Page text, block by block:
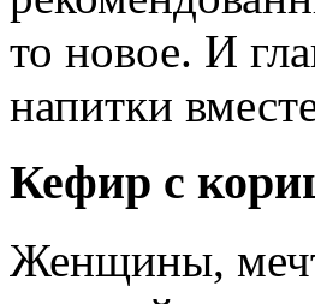
то новое. И
напитки
Кефир с
Женщины,